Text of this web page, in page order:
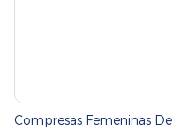
Compresas Femeninas De